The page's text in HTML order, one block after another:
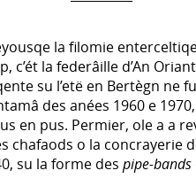
la filomie
c’ét la federâille d’An
su l’etë en Bertègn ne
des anées 1960 e
en pus. Permier, ole a a
chafaods o la concrayerie
su la forme despipe-bands